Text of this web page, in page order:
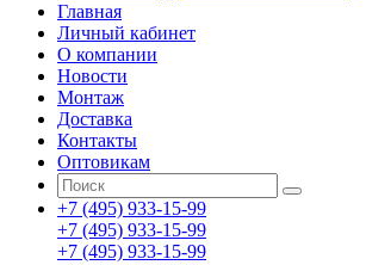
Главная
Личный кабинет
О компании
Новости
Монтаж
Доставка
Контакты
Оптовикам
+7 (495) 933-15-99
+7 (495) 933-15-99
+7 (495) 933-15-99